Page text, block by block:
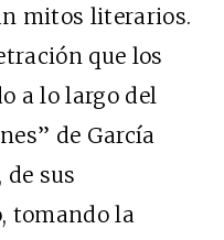
mitos literarios.
que los
a lo largo del
de García
de sus
tomando la